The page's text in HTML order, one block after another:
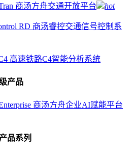
商汤方舟交通开放平台 hot
RD 商汤睿控交通信号控制系
高速铁路C4智能分析系统
产品
商汤方舟企业AI赋能平台
品系列